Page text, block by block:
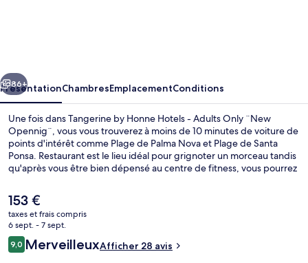
-
Adults
Only
¨New
Opennig¨
Suivant
86+
PrésentationChambresEmplacementConditions
Une fois dans Tangerine by Honne Hotels - Adults Only ¨New
Opennig¨, vous vous trouverez à moins de 10 minutes de voiture de
points d'intérêt comme Plage de Palma Nova et Plage de Santa
Ponsa. Restaurant est le lieu idéal pour grignoter un morceau tandis
qu'après vous être bien dépensé au centre de fitness, vous pourrez
place, on trouve une piscine extérieure, un bar en bord de piscine
et un snack-bar/une épicerie fine. Sympa non ? Les autres
voyageurs adorent le personnel attentionné.
Le
prix
actuel
est
de
153 €
taxes et frais compris
6 sept. - 7 sept.
Avis
voyageurs
9,09,0 sur 10
MerveilleuxAfficher 28 avis